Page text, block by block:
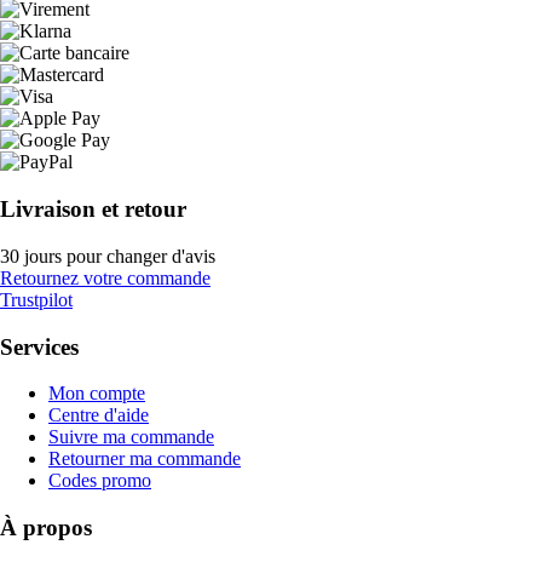
Livraison et retour
30 jours pour changer d'avis
Retournez votre commande
Trustpilot
Services
Mon compte
Centre d'aide
Suivre ma commande
Retourner ma commande
Codes promo
À propos